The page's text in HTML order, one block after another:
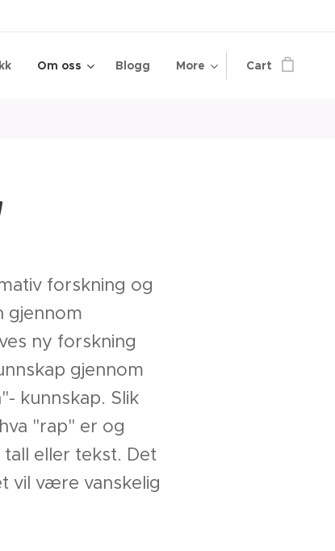
Om oss Blogg More Cart
forskning og
gjennom
ny forskning
gjennom
kunnskap. Slik
"rap" er og
eller tekst. Det
vil være vanskelig